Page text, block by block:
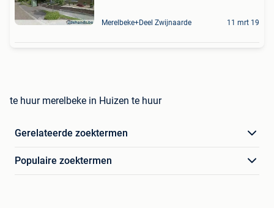
Merelbeke+Deel Zwijnaarde 11 mrt 19
te huur merelbeke in Huizen te huur
Gerelateerde zoektermen
Populaire zoektermen